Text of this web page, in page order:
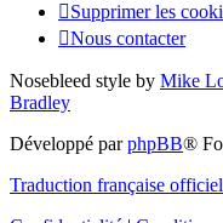
Supprimer les
Nous contacter
Nosebleed style by Mike
Bradley
Développé parphpBB®
Traduction française